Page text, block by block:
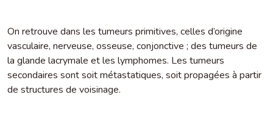
On retrouve dans les tumeurs primitives, celles d’origine
vasculaire, nerveuse, osseuse, conjonctive ; des tumeurs de
la glande lacrymale et les lymphomes. Les tumeurs
secondaires sont soit métastatiques, soit propagées à partir
de structures de voisinage.